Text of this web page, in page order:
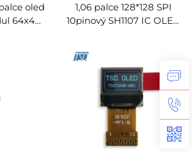
oled
64x48
1,06 palce 128*128 SPI
10pinový SH1107 IC OLED
500 lídrům průmyslu, kteří proměnili své podnikání
exkluzivní slevu!
abyste okamžitě obdrželi personalizovaný cenový plán a